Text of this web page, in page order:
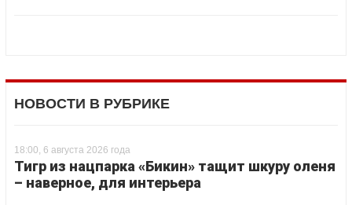
НОВОСТИ В РУБРИКЕ
18:00, 6 августа 2026 года
Тигр из нацпарка «Бикин» тащит шкуру оленя
– наверное, для интерьера